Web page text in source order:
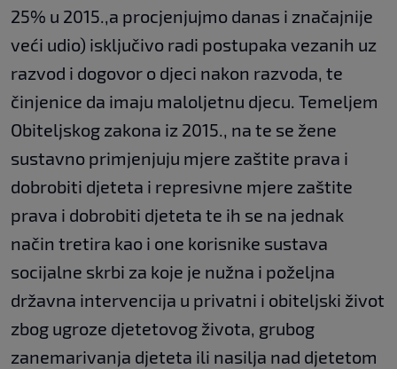
25% u 2015.,a procjenjujmo danas i značajnije
veći udio) isključivo radi postupaka vezanih uz
razvod i dogovor o djeci nakon razvoda, te
činjenice da imaju maloljetnu djecu. Temeljem
Obiteljskog zakona iz 2015., na te se žene
sustavno primjenjuju mjere zaštite prava i
dobrobiti djeteta i represivne mjere zaštite
prava i dobrobiti djeteta te ih se na jednak
način tretira kao i one korisnike sustava
socijalne skrbi za koje je nužna i poželjna
državna intervencija u privatni i obiteljski život
zbog ugroze djetetovog života, grubog
zanemarivanja djeteta ili nasilja nad djetetom